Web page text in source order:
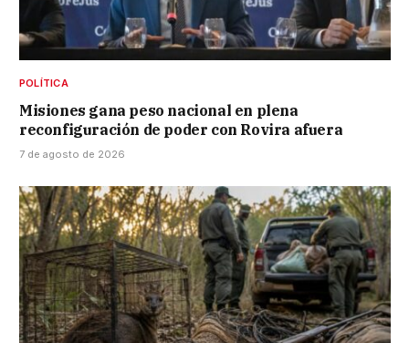
POLÍTICA
Misiones gana peso nacional en plena
reconfiguración de poder con Rovira afuera
7 de agosto de 2026